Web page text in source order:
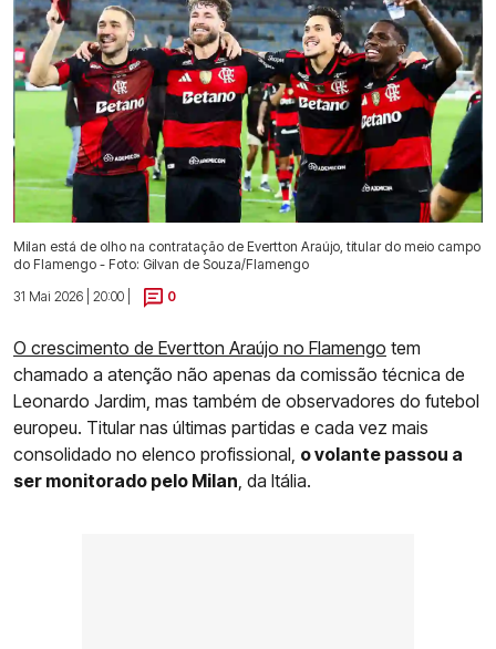
Milan está de olho na contratação de Evertton Araújo, titular do meio campo
do Flamengo - Foto: Gilvan de Souza/Flamengo
31 Mai 2026 | 20:00 |
0
O crescimento de Evertton Araújo no Flamengo tem
chamado a atenção não apenas da comissão técnica de
Leonardo Jardim, mas também de observadores do futebol
europeu. Titular nas últimas partidas e cada vez mais
consolidado no elenco profissional, o volante passou a
ser monitorado pelo Milan , da Itália.